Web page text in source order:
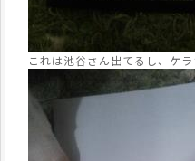
これは池谷さん出てるし、ケ